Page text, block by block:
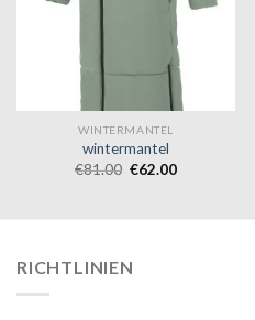
WINTERMANTEL
wintermantel
€81.00 €62.00
RICHTLINIEN